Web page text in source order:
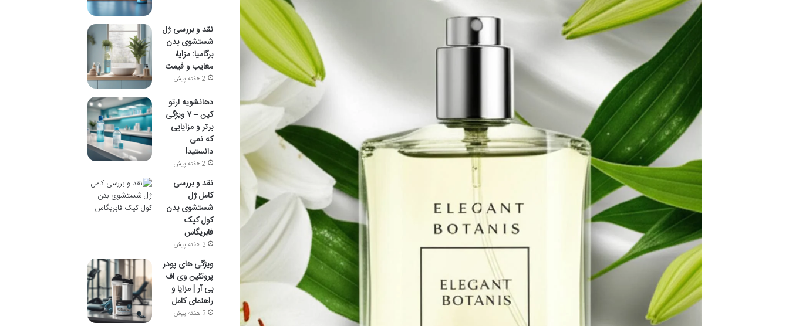
نقد و بررسی ژل
شستشوی بدن
برگامیا: مزایا،
معایب و قیمت
2 هفته پیش
دهانشویه ارتو
کین – ۷ ویژگی
برتر و مزایایی
که نمی
دانستید!
2 هفته پیش
نقد و بررسی
کامل ژل
شستشوی بدن
کول کیک
فابریگاس
3 هفته پیش
ویژگی های پودر
پروتئین وی اف
بی آر | مزایا و
راهنمای کامل
3 هفته پیش